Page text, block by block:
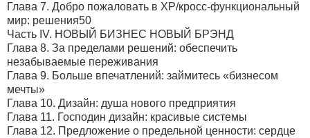
Глава 7. Добро пожаловать в ХР/кросс-функциональный
мир: решения50
Часть IV. НОВЫЙ БИЗНЕС НОВЫЙ БРЭНД
Глава 8. За пределами решений: обеспечить
незабываемые переживания
Глава 9. Больше впечатлений: займитесь «бизнесом
мечты»
Глава 10. Дизайн: душа нового предприятия
Глава 11. Господин дизайн: красивые системы
Глава 12. Предложение о предельной ценности: сердце